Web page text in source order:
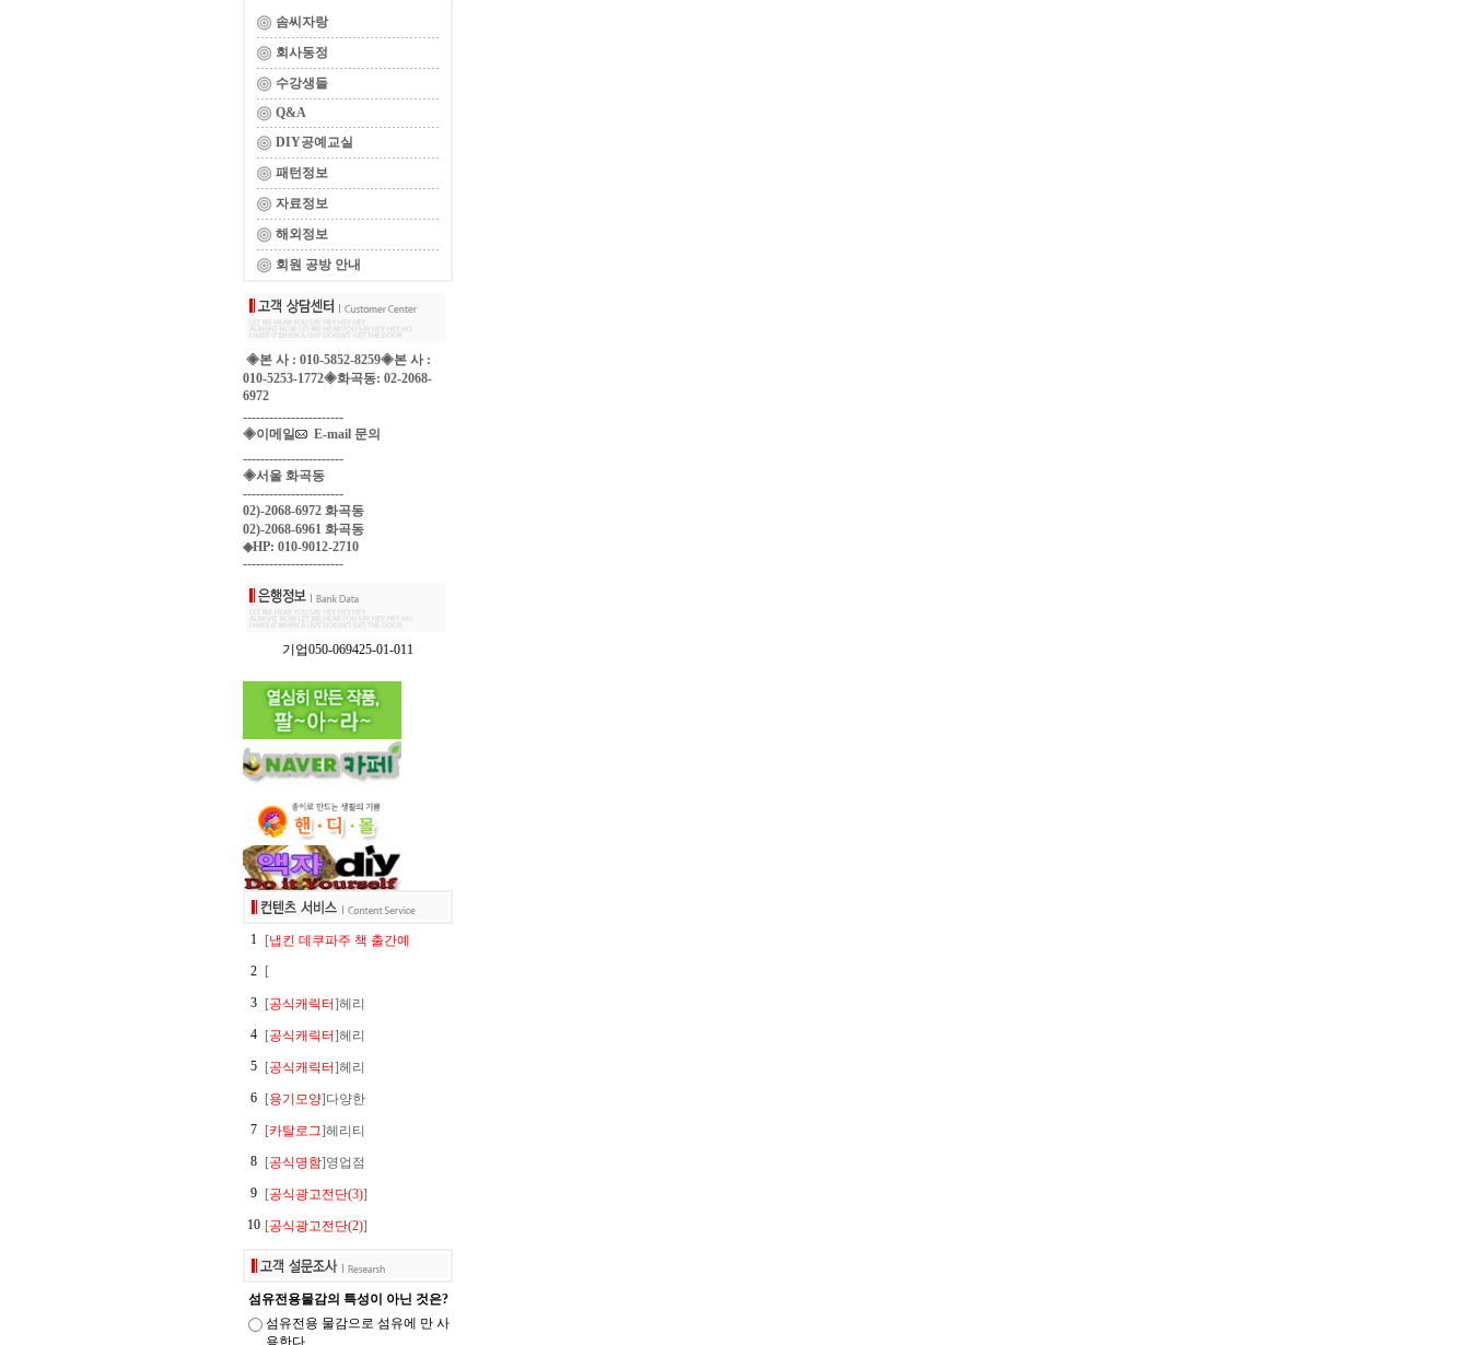
솜씨자랑
회사동정
수강생들
Q&A
DIY공예교실
패턴정보
자료정보
해외정보
회원 공방 안내
◈본 사 : 010-5852-8259◈본 사 :
010-5253-1772◈화곡동: 02-2068-
6972
-----------------------
◈이메일
E-mail 문의
-----------------------
◈서울 화곡동
-----------------------
02)-2068-6972 화곡동
02)-2068-6961 화곡동
◈HP: 010-9012-2710
-----------------------
기업050-069425-01-011
1 [냅킨 데쿠파주 책 출간예
2
[
3 [공식캐릭터]헤리
4
[공식캐릭터]헤리
5
[공식캐릭터]헤리
6
[용기모양]다양한
7
[카탈로그]헤리티
8
[공식명함]영업점
9
[공식광고전단(3)]
10 [공식광고전단(2)]
섬유전용물감의 특성이 아닌 것은?
섬유전용 물감으로 섬유에 만 사
용한다.